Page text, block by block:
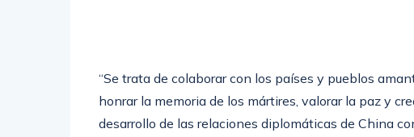
“Se trata de colaborar con los países y pueblos
honrar la memoria de los mártires, valorar la paz y
desarrollo de las relaciones diplomáticas de China